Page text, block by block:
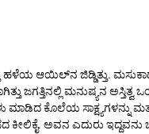
ಆಯಿಲ್‌ನ ಜಿಡ್ಡಿತ್ತು. ಮಸುಕಾದ
ಜಗತ್ತಿನಲ್ಲಿ ಮನುಷ್ಯನ
ಕೊಲೆಯ ಸಾಕ್ಷ್ಯಗಳನ್ನು
ಅವನ ಎದುರು